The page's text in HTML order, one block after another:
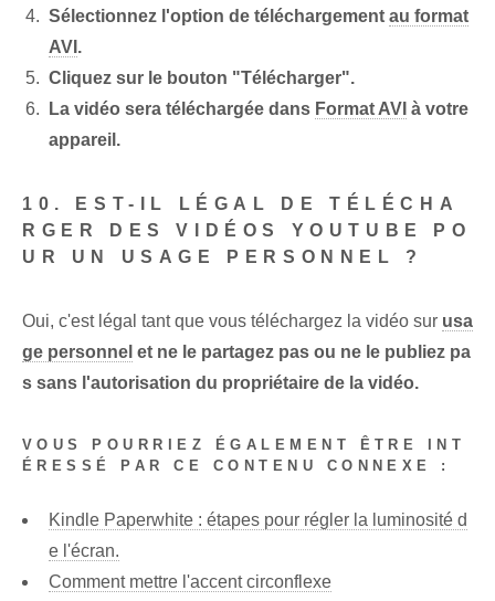
Sélectionnez l'option de téléchargement au format
AVI .
Cliquez sur le bouton "Télécharger".
La vidéo sera téléchargée dans Format AVI à votre
appareil.
10. EST-IL LÉGAL DE TÉLÉCHA
RGER DES VIDÉOS YOUTUBE PO
UR UN USAGE PERSONNEL ?
Oui, c'est légal tant que vous téléchargez la vidéo sur usa
ge personnel et ne le partagez pas ou ne le publiez pa
s sans l'autorisation du propriétaire de la vidéo.
VOUS POURRIEZ ÉGALEMENT ÊTRE INT
ÉRESSÉ PAR CE CONTENU CONNEXE :
Kindle Paperwhite : étapes pour régler la luminosité d
e l'écran.
Comment mettre l'accent circonflexe